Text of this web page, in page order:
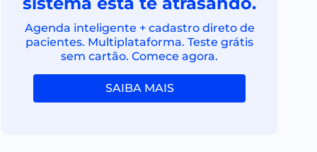
Agenda inteligente + cadastro direto de
pacientes. Multiplataforma. Teste grátis
sem cartão. Comece agora.
SAIBA MAIS